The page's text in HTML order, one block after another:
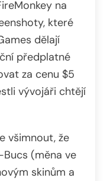
na
které
dělají
předplatné
za cenu $5
vývojáři chtějí
všimnout, že
(měna ve
skinům a